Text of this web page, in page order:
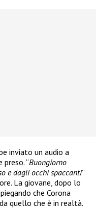
inviato un audio a
“Buongiorno
e dagli occhi spaccanti”
La giovane, dopo lo
che Corona
quello che è in realtà.